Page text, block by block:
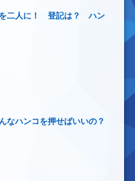
を二人に！ 登記は？ ハン
なハンコを押せばいいの？